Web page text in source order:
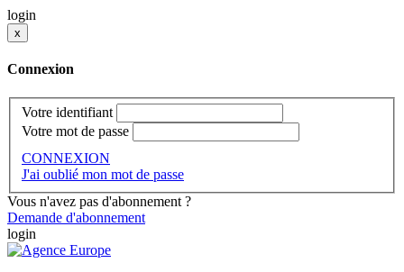
login
x
Connexion
Votre identifiant
Votre mot de passe
CONNEXION
J'ai oublié mon mot de passe
Vous n'avez pas d'abonnement ?
Demande d'abonnement
login